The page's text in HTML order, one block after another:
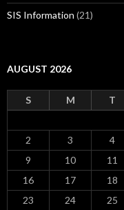
SIS Information (21)
AUGUST 2026
S M T
2
3 4
9
10 11
16
17 18
23
24 25